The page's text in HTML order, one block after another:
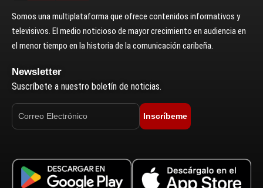
Somos una multiplataforma que ofrece contenidos informativos y
televisivos. El medio noticioso de mayor crecimiento en audiencia en
el menor tiempo en la historia de la comunicación caribeña.
Newsletter
Suscríbete a nuestro boletín de noticias.
Inscríbeme